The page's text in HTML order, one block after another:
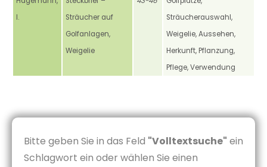
I.
Sträucher auf
Golfanlagen,
Weigelie
Sträucherauswahl,
Weigelie, Aussehen,
Herkunft, Pflanzung,
Pflege, Verwendung
Bitte geben Sie in das Feld "Volltextsuche" ein
Schlagwort ein oder wählen Sie einen